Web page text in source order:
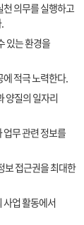
의무를 실행하고
있는 환경을
적극 노력한다.
양질의 일자리
무 관련 정보를
보 접근권을 최대한
사업 활동에서